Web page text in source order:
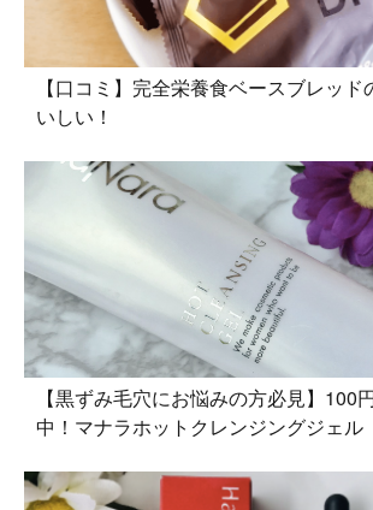
【口コミ】完全栄養食ベースブレッ
いしい！
【黒ずみ毛穴にお悩みの方必見】100
中！マナラホットクレンジングジェル